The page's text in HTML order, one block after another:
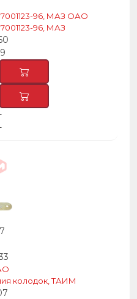
96, МАЗ ОАО
96, МАЗ
колодок, ТАИМ